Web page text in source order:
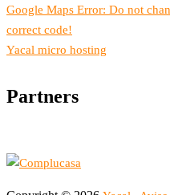
Google Maps Error: Do not
correct code!
Yacal micro hosting
Partners